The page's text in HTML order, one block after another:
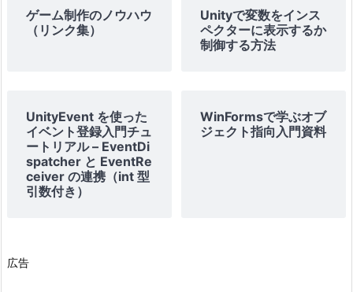
ゲーム制作のノウハウ
（リンク集）
Unityで変数をインス
ペクターに表示するか
制御する方法
UnityEvent を使った
イベント登録入門チュ
ートリアル – EventDi
spatcher と EventRe
ceiver の連携（int 型
引数付き）
WinFormsで学ぶオブ
ジェクト指向入門資料
広告